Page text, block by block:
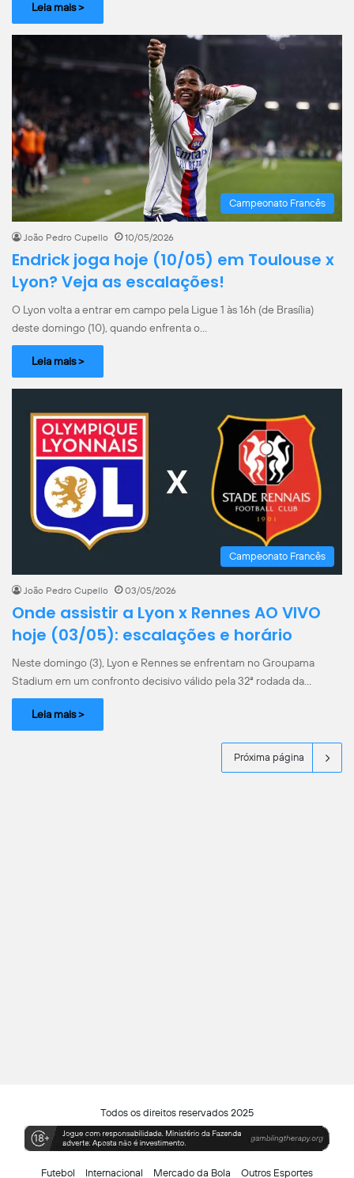
Leia mais >
Campeonato Francês
João Pedro Cupello 10/05/2026
Endrick joga hoje (10/05) em Toulouse x
Lyon? Veja as escalações!
O Lyon volta a entrar em campo pela Ligue 1 às 16h (de Brasília)
deste domingo (10), quando enfrenta o…
Leia mais >
Campeonato Francês
João Pedro Cupello 03/05/2026
Onde assistir a Lyon x Rennes AO VIVO
hoje (03/05): escalações e horário
Neste domingo (3), Lyon e Rennes se enfrentam no Groupama
Stadium em um confronto decisivo válido pela 32ª rodada da…
Leia mais >
Próxima página
Todos os direitos reservados 2025
Futebol Internacional Mercado da Bola Outros Esportes